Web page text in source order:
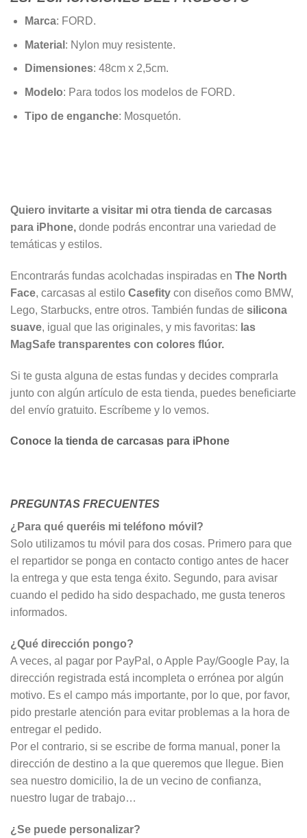
Marca: FORD.
Material : Nylon muy resistente.
Dimensiones: 48cm x 2,5cm.
Modelo: Para todos los modelos de FORD.
Tipo de enganche: Mosquetón.
Quiero invitarte a visitar mi otra tienda de carcasas
para iPhone, donde podrás encontrar una variedad de
temáticas y estilos.
Encontrarás fundas acolchadas inspiradas en The North
Face, carcasas al estilo Casefity con diseños como BMW,
Lego, Starbucks, entre otros. También fundas de silicona
suave, igual que las originales, y mis favoritas: las
MagSafe transparentes con colores flúor.
Si te gusta alguna de estas fundas y decides comprarla
junto con algún artículo de esta tienda, puedes beneficiarte
del envío gratuito. Escríbeme y lo vemos.
Conoce la tienda de carcasas para iPhone
PREGUNTAS FRECUENTES
¿Para qué queréis mi teléfono móvil?
Solo utilizamos tu móvil para dos cosas. Primero para que
el repartidor se ponga en contacto contigo antes de hacer
la entrega y que esta tenga éxito. Segundo, para avisar
cuando el pedido ha sido despachado, me gusta teneros
informados.
¿Qué dirección pongo?
A veces, al pagar por PayPal, o Apple Pay/Google Pay, la
dirección registrada está incompleta o errónea por algún
motivo. Es el campo más importante, por lo que, por favor,
pido prestarle atención para evitar problemas a la hora de
entregar el pedido.
Por el contrario, si se escribe de forma manual, poner la
dirección de destino a la que queremos que llegue. Bien
sea nuestro domicilio, la de un vecino de confianza,
nuestro lugar de trabajo…
¿Se puede personalizar?